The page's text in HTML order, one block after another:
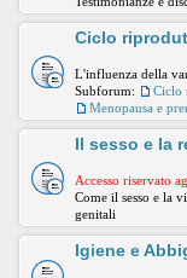
Ciclo
L'influenza della
Subforum:
Ciclo
Menopausa e
Il sesso e la
Accesso riservato
Come il sesso e la
genitali
Igiene e